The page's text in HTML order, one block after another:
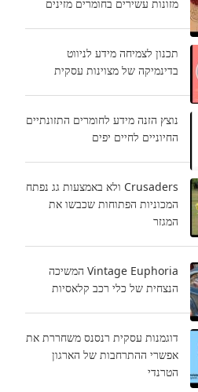
מזונות עשירים בחומרים מזינים
תכנון לצמיחה מידע לניווט
בדינמיקה של מצוינות עסקית
נוצץ הזנה מידע לחומרים התזונתיים
החיוניים לחיים יפים
Crusaders ולא באמצעות גג נפתח
המכוניות הפתוחות שכבשו את
המגזר
Vintage Euphoria המשיכה
הנצחית של כלי רכב קלאסיות
דוגמנות עסקית רנסנס משחררת את
אפשרי ההתרחבות של הארגון
הטרנדי